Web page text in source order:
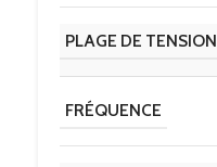
PLAGE DE TENSION
FRÉQUENCE